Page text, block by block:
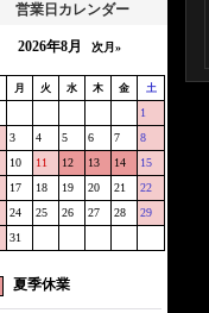
営業日カレンダー
2026年8月 次月»
月 火 水 木 金 土
1
3 4 5 6 7
8
10 11 12 13 14
15
17 18 19 20 21
22
24 25 26 27 28
29
31
夏季休業